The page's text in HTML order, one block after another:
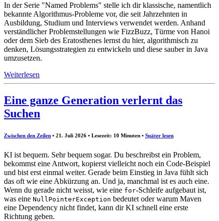
In der Serie "Named Problems" stelle ich dir klassische, namentlich
bekannte Algorithmus-Probleme vor, die seit Jahrzehnten in
Ausbildung, Studium und Interviews verwendet werden. Anhand
verständlicher Problemstellungen wie FizzBuzz, Türme von Hanoi
oder dem Sieb des Eratosthenes lernst du hier, algorithmisch zu
denken, Lösungsstrategien zu entwickeln und diese sauber in Java
umzusetzen.
Weiterlesen
Eine ganze Generation verlernt das
Suchen
Zwischen den Zeilen • 21. Juli 2026 • Lesezeit: 10 Minuten • Später lesen
KI ist bequem. Sehr bequem sogar. Du beschreibst ein Problem,
bekommst eine Antwort, kopierst vielleicht noch ein Code-Beispiel
und bist erst einmal weiter. Gerade beim Einstieg in Java fühlt sich
das oft wie eine Abkürzung an. Und ja, manchmal ist es auch eine.
Wenn du gerade nicht weisst, wie eine for-Schleife aufgebaut ist,
was eine NullPointerException bedeutet oder warum Maven
eine Dependency nicht findet, kann dir KI schnell eine erste
Richtung geben.